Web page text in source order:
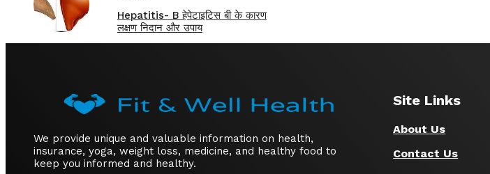
Hepatitis- B हेपेटाइटिस बी के कारण
लक्षण निदान और उपाय
We provide unique and valuable information on health,
insurance, yoga, weight loss, medicine, and healthy food to
keep you informed and healthy.
Site Links
About Us
Contact Us